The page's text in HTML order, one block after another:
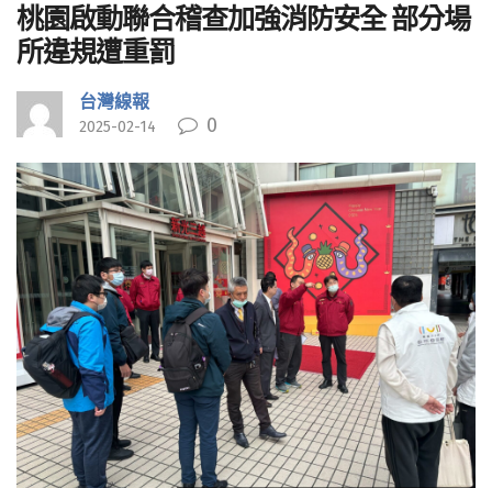
桃園啟動聯合稽查加強消防安全 部分場
所違規遭重罰
台灣線報
2025-02-14 0